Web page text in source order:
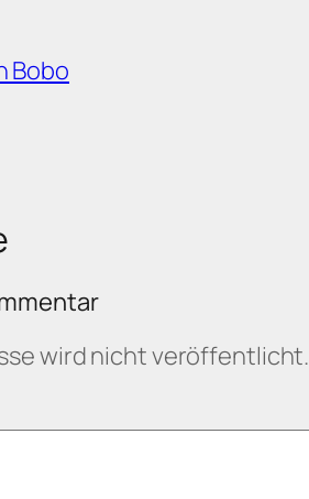
Bobo
wird nicht veröffentlicht.